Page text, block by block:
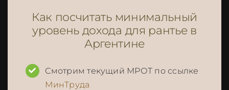
Как посчитать минимальный
уровень дохода для рантье в
Аргентине
Смотрим текущий МРОТ по ссылке
МинТруда